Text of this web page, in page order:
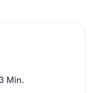
Min.